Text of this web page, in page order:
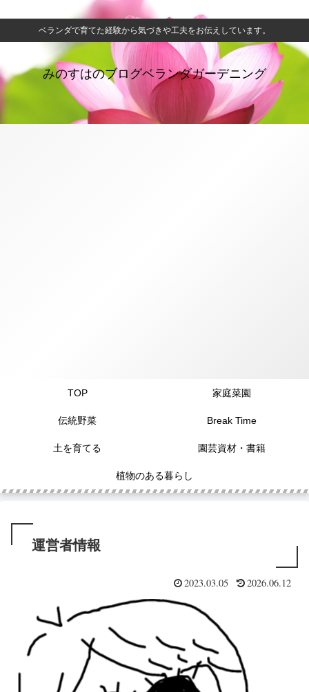
ベランダで育てた経験から気づきや工夫をお伝えしています。
みのすはのブログベランダガーデニング
TOP 家庭菜園
伝統野菜 Break Time
土を育てる 園芸資材・書籍
植物のある暮らし
運営者情報
2023.03.05 2026.06.12